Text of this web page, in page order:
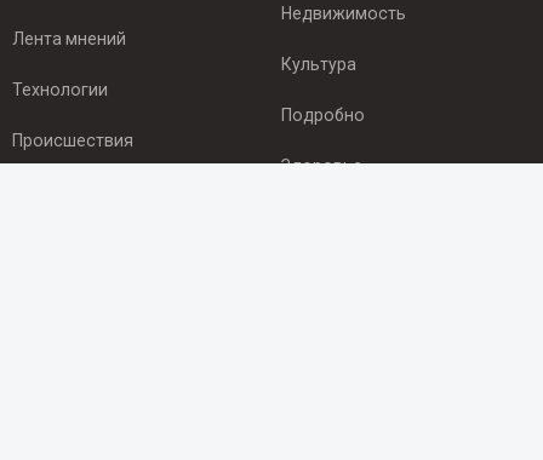
Лента мнений
Технологии
Происшествия
Недвижимость
Культура
Подробно
Здоровье